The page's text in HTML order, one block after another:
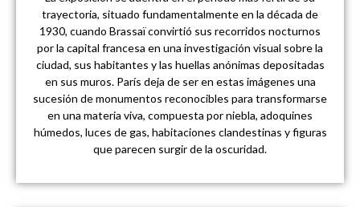
trayectoria, situado fundamentalmente en la década de
1930, cuando Brassaï convirtió sus recorridos nocturnos
por la capital francesa en una investigación visual sobre la
ciudad, sus habitantes y las huellas anónimas depositadas
en sus muros. París deja de ser en estas imágenes una
sucesión de monumentos reconocibles para transformarse
en una materia viva, compuesta por niebla, adoquines
húmedos, luces de gas, habitaciones clandestinas y figuras
que parecen surgir de la oscuridad.